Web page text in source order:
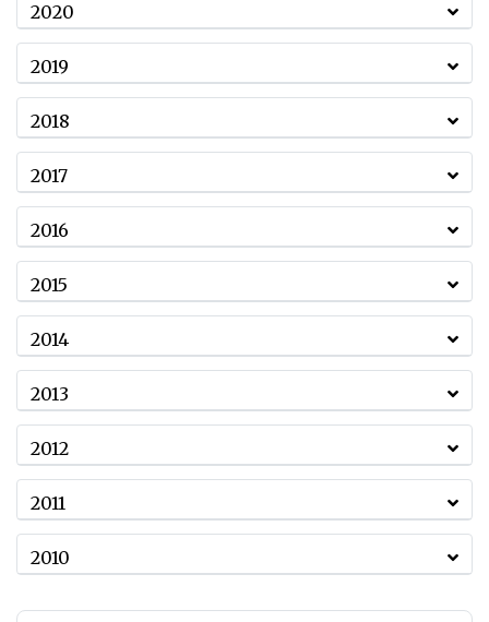
2020
2019
2018
2017
2016
2015
2014
2013
2012
2011
2010